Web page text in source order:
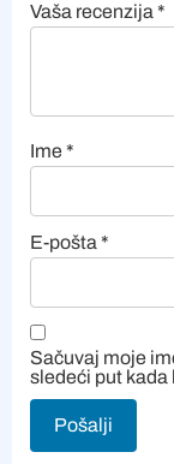
Vaša recenzija *
Ime*
E-pošta *
Sačuvaj moje
sledeći put kada